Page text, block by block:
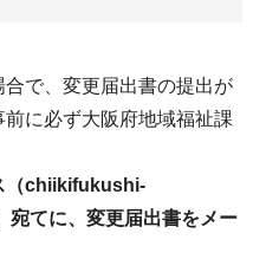
合で、変更届出書の提出が
に必ず大阪府地域福祉課
（chiikifukushi-
てに、変更届出書をメー